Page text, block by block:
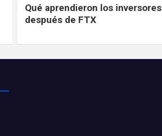
Qué aprendieron los inversores
después de FTX